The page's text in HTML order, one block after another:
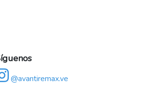
@avantiremax.ve